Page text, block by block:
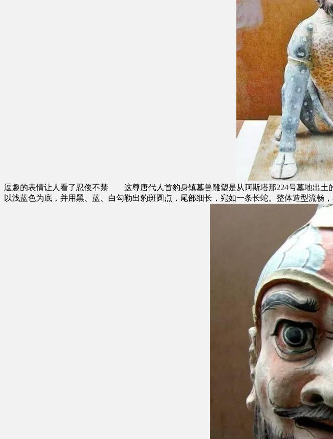
逗趣的表情让人看了忍俊不禁 这尊唐代人首豹身镇墓兽雕塑是从阿斯塔那224号墓地出土
以浅蓝色为底，并用黑、蓝、白勾勒出豹斑圆点，尾部细长，宛如一条长蛇。整体造型流畅，